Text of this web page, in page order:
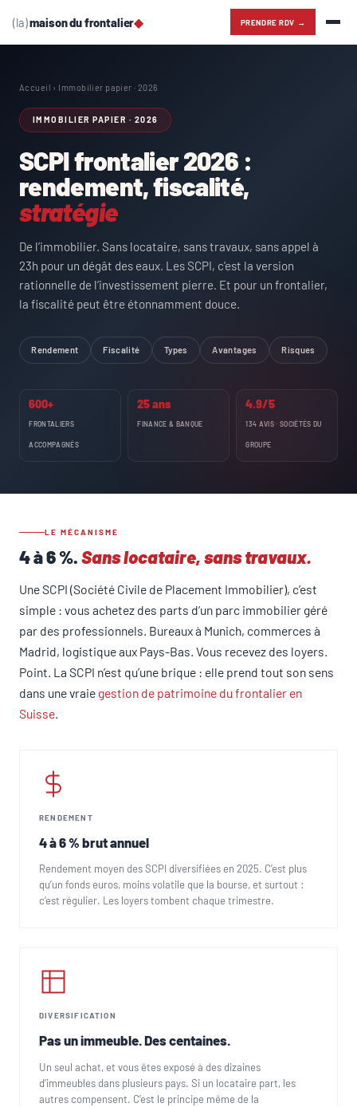
(la)maison du frontalier◆ PRENDRE RDV →
Accueil › Immobilier papier · 2026
IMMOBILIER PAPIER · 2026
SCPI frontalier 2026 :
rendement, fiscalité,
stratégie
De l’immobilier. Sans locataire, sans travaux, sans appel à
23h pour un dégât des eaux. Les SCPI, c’est la version
rationnelle de l’investissement pierre. Et pour un frontalier,
la fiscalité peut être étonnamment douce.
Rendement Fiscalité Types Avantages Risques
600+
FRONTALIERS
ACCOMPAGNÉS
25 ans
FINANCE & BANQUE
4.9/5
134 AVIS · SOCIÉTÉS DU
GROUPE
LE MÉCANISME
4 à 6 %.Sans locataire, sans travaux.
Une SCPI (Société Civile de Placement Immobilier), c’est
simple : vous achetez des parts d’un parc immobilier géré
par des professionnels. Bureaux à Munich, commerces à
Madrid, logistique aux Pays-Bas. Vous recevez des loyers.
Point. La SCPI n’est qu’une brique : elle prend tout son sens
dans une vraie gestion de patrimoine du frontalier en
Suisse
RENDEMENT
4 à 6 % brut annuel
Rendement moyen des SCPI diversifiées en 2025. C’est plus
qu’un fonds euros, moins volatile que la bourse, et surtout :
c’est régulier. Les loyers tombent chaque trimestre.
DIVERSIFICATION
Pas un immeuble. Des centaines.
Un seul achat, et vous êtes exposé à des dizaines
d’immeubles dans plusieurs pays. Si un locataire part, les
autres compensent. C’est le principe même de la